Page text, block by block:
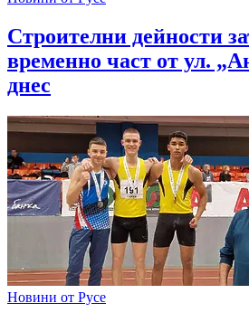
Строителни дейности
временно част от ул.
днес
Новини от Русе